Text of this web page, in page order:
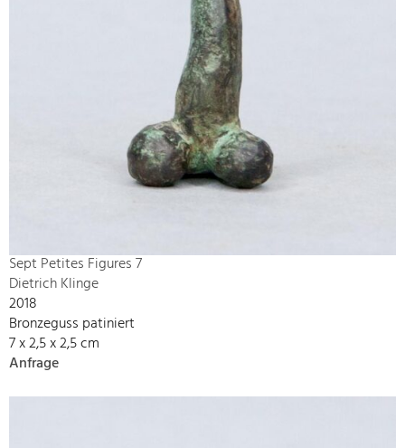
Sept Petites Figures 7
Dietrich Klinge
2018
Bronzeguss patiniert
7 x 2,5 x 2,5 cm
Anfrage